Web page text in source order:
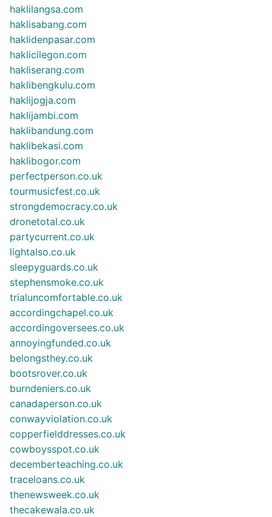
haklilangsa.com
haklisabang.com
haklidenpasar.com
haklicilegon.com
hakliserang.com
haklibengkulu.com
haklijogja.com
haklijambi.com
haklibandung.com
haklibekasi.com
haklibogor.com
perfectperson.co.uk
tourmusicfest.co.uk
strongdemocracy.co.uk
dronetotal.co.uk
partycurrent.co.uk
lightalso.co.uk
sleepyguards.co.uk
stephensmoke.co.uk
trialuncomfortable.co.uk
accordingchapel.co.uk
accordingoversees.co.uk
annoyingfunded.co.uk
belongsthey.co.uk
bootsrover.co.uk
burndeniers.co.uk
canadaperson.co.uk
conwayviolation.co.uk
copperfielddresses.co.uk
cowboysspot.co.uk
decemberteaching.co.uk
traceloans.co.uk
thenewsweek.co.uk
thecakewala.co.uk